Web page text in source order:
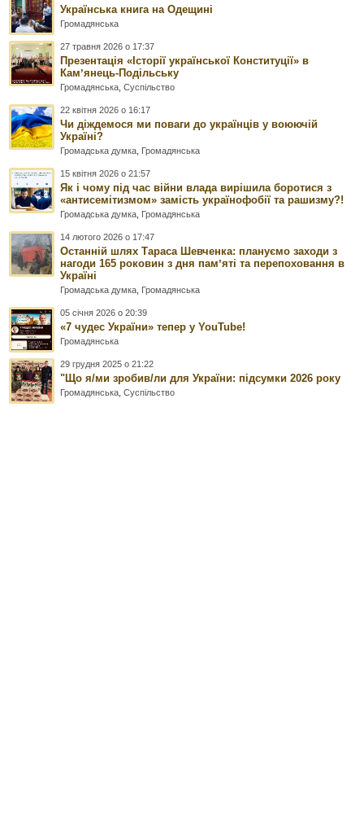
Українська книга на Одещині
Громадянська
27 травня 2026 о 17:37
Презентація «Історії української Конституції» в
Камʼянець-Подільську
Громадянська ,Суспільство
22 квітня 2026 о 16:17
Чи діждемося ми поваги до українців у воюючій
Україні?
Громадська думка Громадянська
15 квітня 2026 о 21:57
Як і чому під час війни влада вирішила боротися з
«антисемітизмом» замість українофобії та рашизму?!
Громадська думка Громадянська
14 лютого 2026 о 17:47
Останній шлях Тараса Шевченка: плануємо заходи з
нагоди 165 роковин з дня памʼяті та перепоховання в
Україні
Громадська думка Громадянська
05 січня 2026 о 20:39
«7 чудес України» тепер у YouTube!
Громадянська
29 грудня 2025 о 21:22
"Що я/ми зробив/ли для України: підсумки 2026 року
Громадянська ,Суспільство